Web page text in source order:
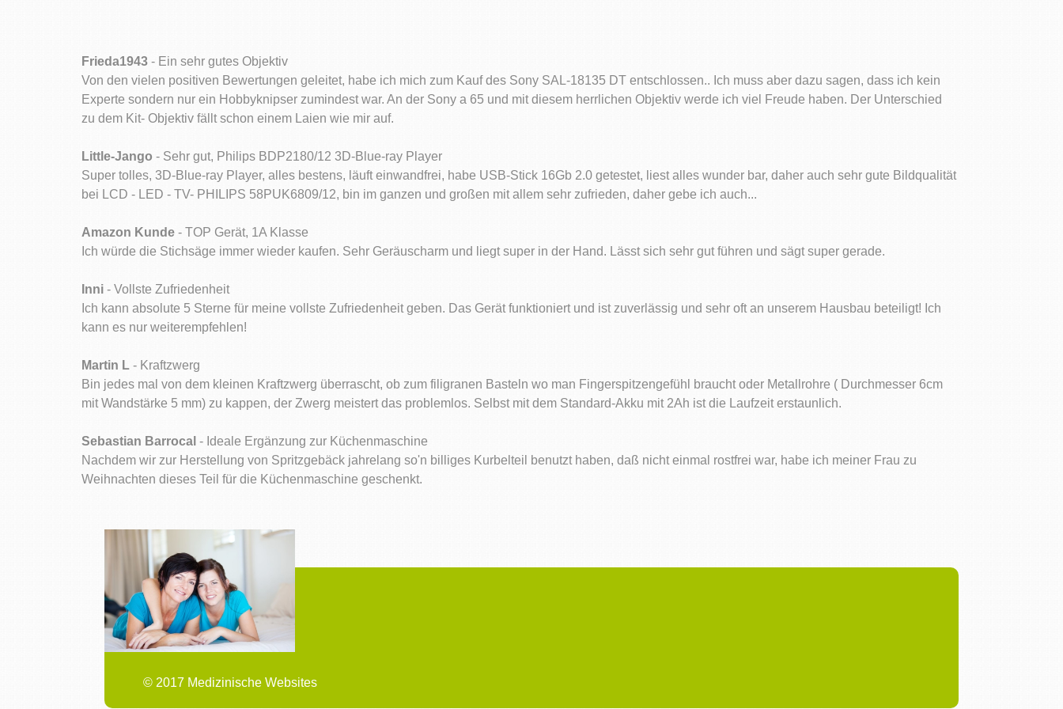
Frieda1943 - Ein sehr gutes Objektiv
Von den vielen positiven Bewertungen geleitet, habe ich mich zum Kauf des Sony SAL-18135 DT entschlossen.. Ich muss aber dazu sagen, dass ich kein
Experte sondern nur ein Hobbyknipser zumindest war. An der Sony a 65 und mit diesem herrlichen Objektiv werde ich viel Freude haben. Der Unterschied
zu dem Kit- Objektiv fällt schon einem Laien wie mir auf.
Little-Jango - Sehr gut, Philips BDP2180/12 3D-Blue-ray Player
Super tolles, 3D-Blue-ray Player, alles bestens, läuft einwandfrei, habe USB-Stick 16Gb 2.0 getestet, liest alles wunder bar, daher auch sehr gute Bildqualität
bei LCD - LED - TV- PHILIPS 58PUK6809/12, bin im ganzen und großen mit allem sehr zufrieden, daher gebe ich auch...
Amazon Kunde - TOP Gerät, 1A Klasse
Ich würde die Stichsäge immer wieder kaufen. Sehr Geräuscharm und liegt super in der Hand. Lässt sich sehr gut führen und sägt super gerade.
Inni - Vollste Zufriedenheit
Ich kann absolute 5 Sterne für meine vollste Zufriedenheit geben. Das Gerät funktioniert und ist zuverlässig und sehr oft an unserem Hausbau beteiligt! Ich
kann es nur weiterempfehlen!
Martin L - Kraftzwerg
Bin jedes mal von dem kleinen Kraftzwerg überrascht, ob zum filigranen Basteln wo man Fingerspitzengefühl braucht oder Metallrohre ( Durchmesser 6cm
mit Wandstärke 5 mm) zu kappen, der Zwerg meistert das problemlos. Selbst mit dem Standard-Akku mit 2Ah ist die Laufzeit erstaunlich.
Sebastian Barrocal - Ideale Ergänzung zur Küchenmaschine
Nachdem wir zur Herstellung von Spritzgebäck jahrelang so'n billiges Kurbelteil benutzt haben, daß nicht einmal rostfrei war, habe ich meiner Frau zu
Weihnachten dieses Teil für die Küchenmaschine geschenkt.
© 2017 Medizinische Websites